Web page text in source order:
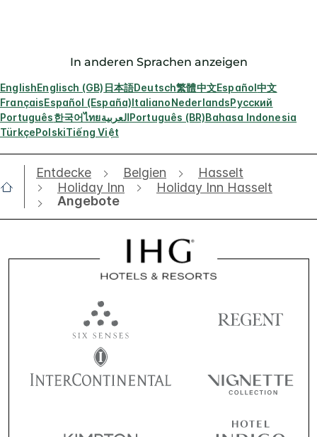
In anderen Sprachen anzeigen
EnglishEnglisch (GB) 日本語Deutsch繁體中文Español中文
FrançaisEspañol (España)ItalianoNederlandsРусский
Português한국어ไทยالعربيةPortuguês (BR)Bahasa Indonesia
TürkçePolskiTiếng Việt
Entdecke Belgien
Hasselt
Holiday Inn
Holiday Inn Hasselt
Angebote